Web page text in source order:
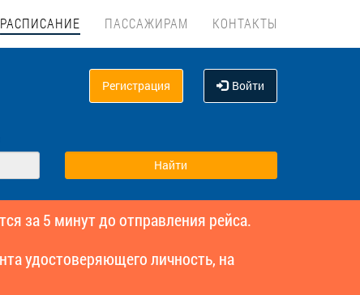
РАСПИСАНИЕ ПАССАЖИРАМ КОНТАКТЫ
Регистрация Войти
за 5 минут до отправления рейса.
удостоверяющего личность, на